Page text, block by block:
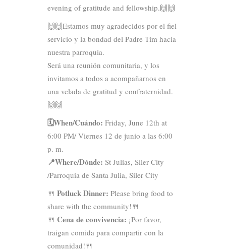
evening of gratitude and fellowship.🙌🙌
🙌🙌Estamos muy agradecidos por el fiel
servicio y la bondad del Padre Tim hacia
nuestra parroquia.
Será una reunión comunitaria, y los
invitamos a todos a acompañarnos en
una velada de gratitud y confraternidad.
🙌🙌
🗓️When/Cuándo: Friday, June 12th at
6:00 PM/ Viernes 12 de junio a las 6:00
p. m.
📍Where/Dónde: St Julias, Siler City
/Parroquia de Santa Julia, Siler City
🍴 Potluck Dinner: Please bring food to
share with the community!🍴
🍴 Cena de convivencia: ¡Por favor,
traigan comida para compartir con la
comunidad!🍴